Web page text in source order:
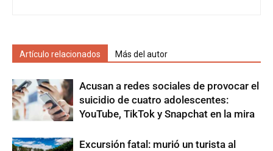
Artículo relacionados Más del autor
Acusan a redes sociales de provocar el
suicidio de cuatro adolescentes:
YouTube, TikTok y Snapchat en la mira
Excursión fatal: murió un turista al